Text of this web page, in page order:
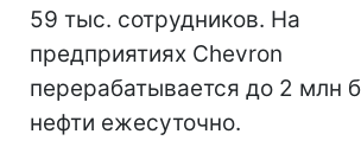
59 тыс. сотрудников. На
предприятиях Chevron
перерабатывается до 2 млн
нефти ежесуточно.